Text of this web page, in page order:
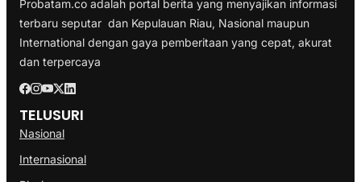
Probatam.co adalah portal berita yang menyajikan informasi
terbaru seputar dan Kepulauan Riau, Nasional maupun
International dengan gaya pemberitaan yang cepat, akurat
dan terpercaya
TELUSURI
Nasional
Internasional